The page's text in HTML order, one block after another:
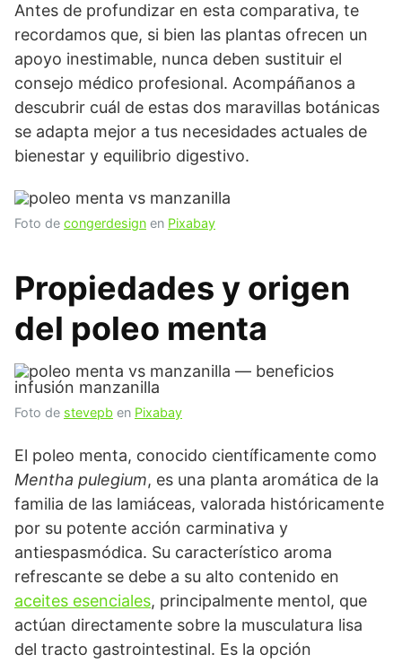
Antes de profundizar en esta comparativa, te
recordamos que, si bien las plantas ofrecen un
apoyo inestimable, nunca deben sustituir el
consejo médico profesional. Acompáñanos a
descubrir cuál de estas dos maravillas botánicas
se adapta mejor a tus necesidades actuales de
bienestar y equilibrio digestivo.
Foto de congerdesign en Pixabay
Propiedades y origen
del poleo menta
Foto de stevepb en Pixabay
El poleo menta, conocido científicamente como
Mentha pulegium, es una planta aromática de la
familia de las lamiáceas, valorada históricamente
por su potente acción carminativa y
antiespasmódica. Su característico aroma
refrescante se debe a su alto contenido en
aceites esenciales, principalmente mentol, que
actúan directamente sobre la musculatura lisa
del tracto gastrointestinal. Es la opción